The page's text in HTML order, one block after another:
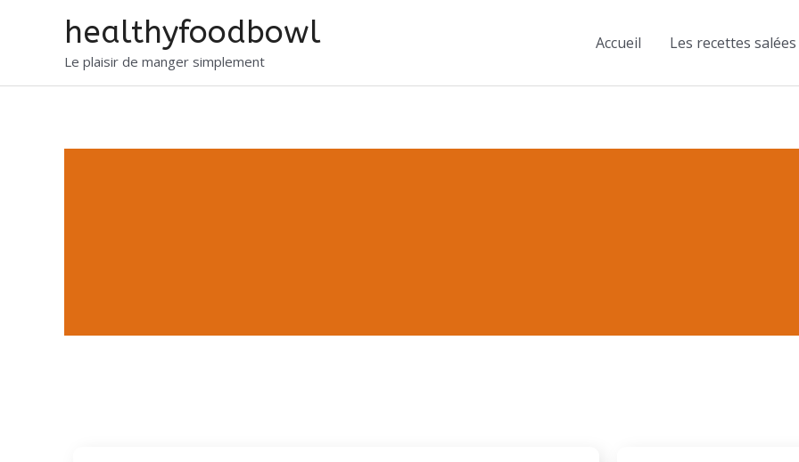
healthyfoodbowl
Le plaisir de manger simplement
Accueil Les recettes salées